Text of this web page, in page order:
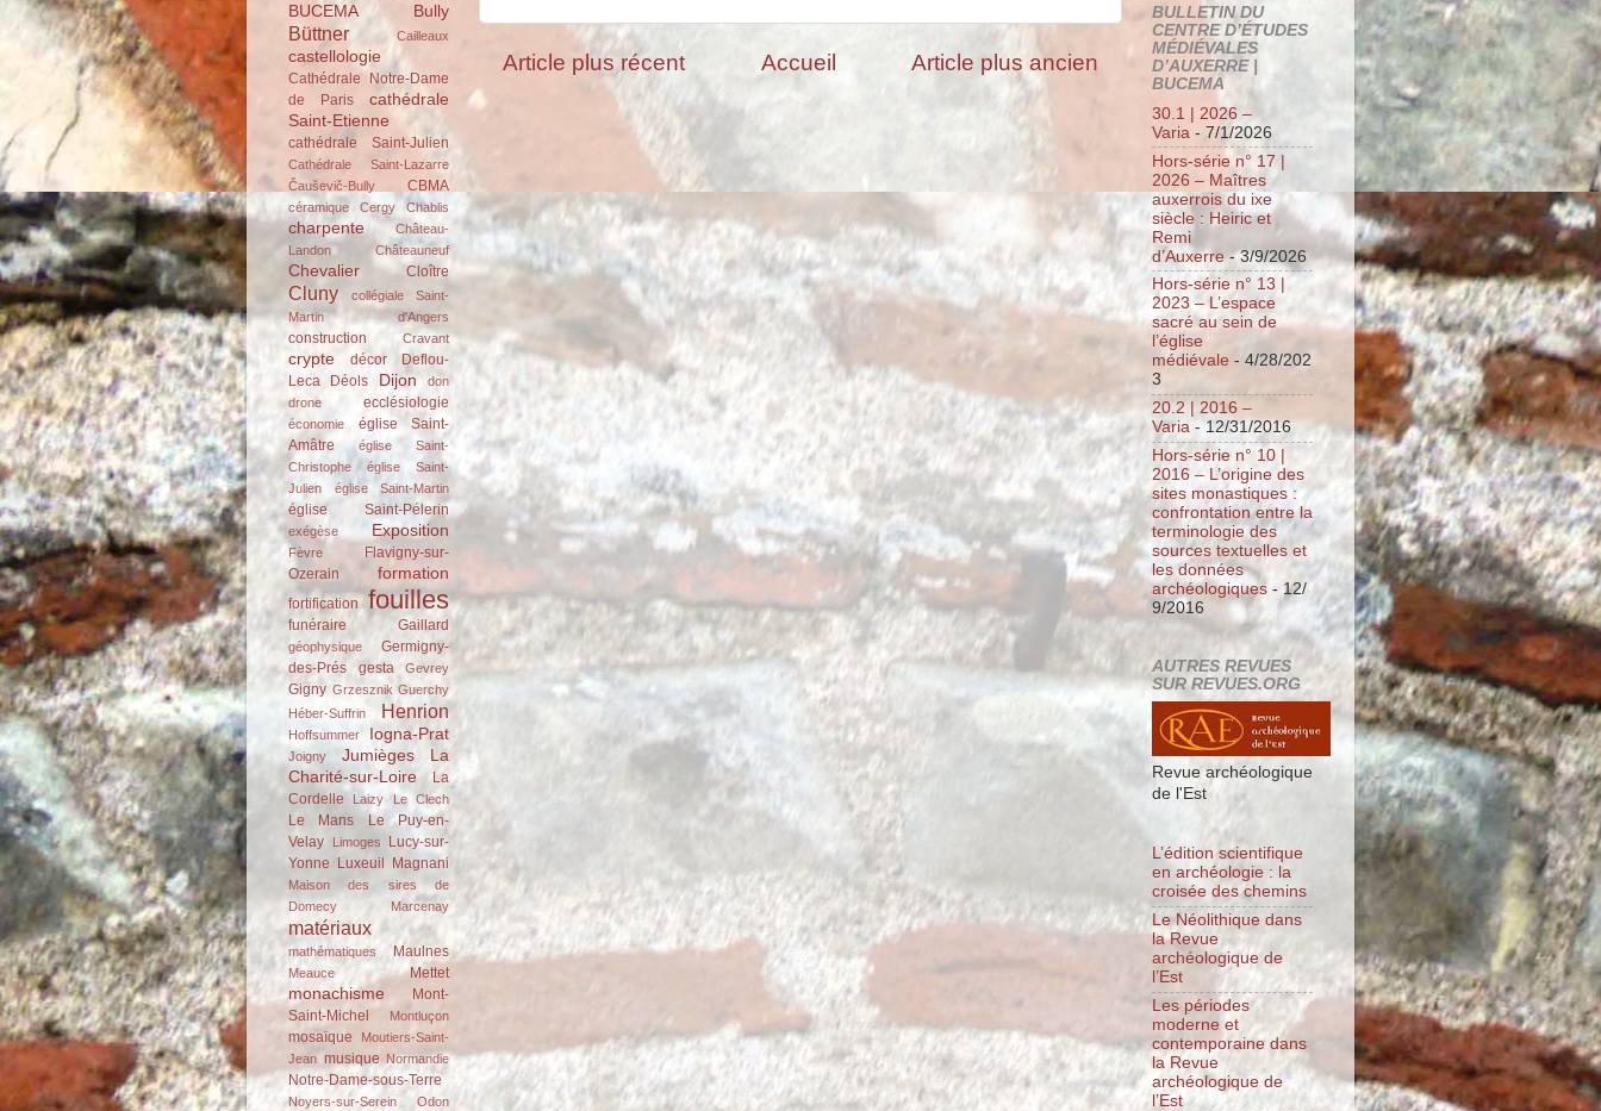
Article plus récent Article plus ancien
Accueil
BUCEMA Bully
Büttner Cailleaux
castellologie
Cathédrale Notre-Dame
de Paris
cathédrale
Saint-Etienne
cathédrale Saint-Julien
Cathédrale Saint-Lazarre
Čauševič-Bully
CBMA
céramique Cergy Chablis
charpente
Château-
Landon
Châteauneuf
Chevalier Cloître
Cluny
collégiale Saint-
Martin d'Angers
construction Cravant
crypte décor
Deflou-
Leca
Déols Dijon
don
drone
ecclésiologie
économie
église Saint-
Amâtre
église Saint-
Christophe
église Saint-
Julien
église Saint-Martin
église Saint-Pélerin
exégèse Exposition
Fèvre
Flavigny-sur-
Ozerain
formation
fortification fouilles
funéraire Gaillard
géophysique
Germigny-
des-Prés
gesta Gevrey
Gigny Grzesznik Guerchy
Héber-Suffrin
Henrion
Hoffsummer Iogna-Prat
Joigny Jumièges
La
Charité-sur-Loire
La
Cordelle
Laizy Le Clech
Le Mans
Le Puy-en-
Velay
Limoges
Lucy-sur-
Yonne Luxeuil Magnani
Maison des sires de
Domecy
Marcenay
matériaux
mathématiques Maulnes
Meauce Mettet
monachisme
Mont-
Saint-Michel
Montluçon
mosaïque
Moutiers-Saint-
Jean musique Normandie
Notre-Dame-sous-Terre
Noyers-sur-Serein
Odon
BULLETIN DU
CENTRE D’ÉTUDES
MÉDIÉVALES
D’AUXERRE |
BUCEMA
30.1 | 2026 –
Varia - 7/1/2026
Hors-série n° 17 |
2026 – Maîtres
auxerrois du ixe
siècle : Heiric et
Remi
d’Auxerre- 3/9/2026
Hors-série n° 13 |
2023 – L’espace
sacré au sein de
l’église
médiévale - 4/28/202
3
20.2 | 2016 –
Varia - 12/31/2016
Hors-série n° 10 |
2016 – L’origine des
sites monastiques :
confrontation entre la
terminologie des
sources textuelles et
les données
archéologiques - 12/
9/2016
AUTRES REVUES
SUR REVUES.ORG
Revue archéologique
de l'Est
L’édition scientifique
en archéologie : la
croisée des chemins
Le Néolithique dans
la Revue
archéologique de
l’Est
Les périodes
moderne et
contemporaine dans
la Revue
archéologique de
l’Est